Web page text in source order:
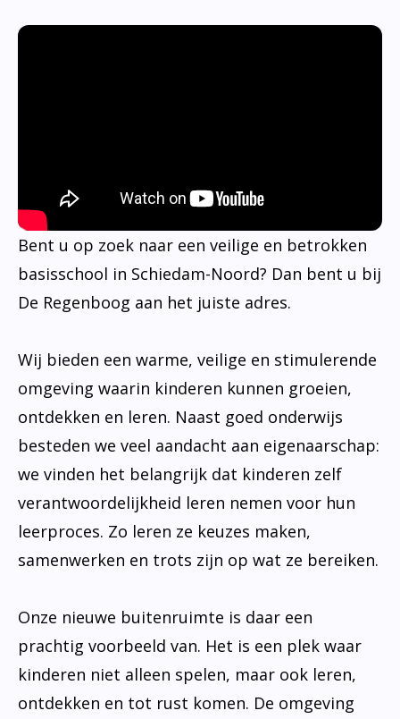
Bent u op zoek naar een veilige en betrokken
basisschool in Schiedam-Noord? Dan bent u bij
De Regenboog aan het juiste adres.
Wij bieden een warme, veilige en stimulerende
omgeving waarin kinderen kunnen groeien,
ontdekken en leren. Naast goed onderwijs
besteden we veel aandacht aan eigenaarschap:
we vinden het belangrijk dat kinderen zelf
verantwoordelijkheid leren nemen voor hun
leerproces. Zo leren ze keuzes maken,
samenwerken en trots zijn op wat ze bereiken.
Onze nieuwe buitenruimte is daar een
prachtig voorbeeld van. Het is een plek waar
kinderen niet alleen spelen, maar ook leren,
ontdekken en tot rust komen. De omgeving